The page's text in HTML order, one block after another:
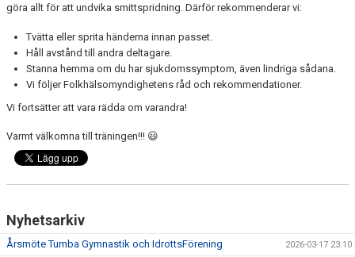
göra allt för att undvika smittspridning. Därför rekommenderar vi:
Tvätta eller sprita händerna innan passet.
Håll avstånd till andra deltagare.
Stanna hemma om du har sjukdomssymptom, även lindriga sådana.
Vi följer Folkhälsomyndighetens råd och rekommendationer.
Vi fortsätter att vara rädda om varandra!
Varmt välkomna till träningen!!! 😃
Nyhetsarkiv
Årsmöte Tumba Gymnastik och IdrottsFörening 2026-03-17 23:10